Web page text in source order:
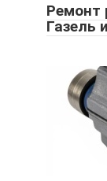
Ремонт
Газель